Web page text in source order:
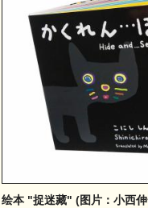
绘本 "捉迷藏" (图片：小西伸一郎)